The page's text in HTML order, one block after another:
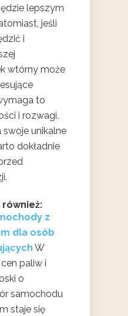
lepszym
jeśli
i
wtórny może
to
i rozwagi.
swoje unikalne
dokładnie
z
dla osób
W
paliw i
o
samochodu
staje się